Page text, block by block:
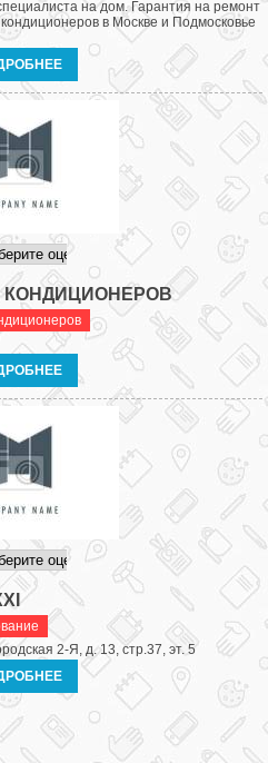
на дом. Гарантия на ремонт
в Москве и Подмосковье
КОНДИЦИОНЕРОВ
2-Я, д. 13, стр.37, эт. 5